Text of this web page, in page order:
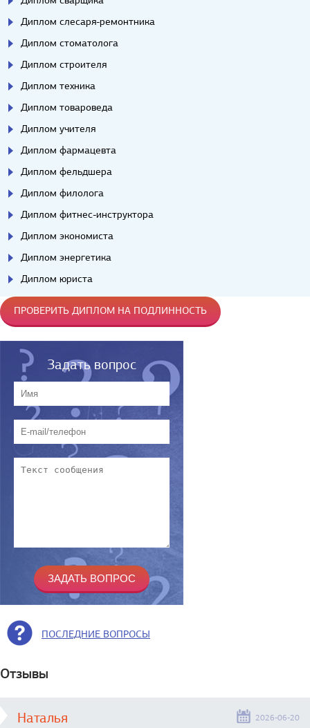
Диплом слесаря-ремонтника
Диплом стоматолога
Диплом строителя
Диплом техника
Диплом товароведа
Диплом учителя
Диплом фармацевта
Диплом фельдшера
Диплом филолога
Диплом фитнес-инструктора
Диплом экономиста
Диплом энергетика
Диплом юриста
ПРОВЕРИТЬ ДИПЛОМ НА ПОДЛИННОСТЬ
Задать вопрос
ПОСЛЕДНИЕ ВОПРОСЫ
Отзывы
Наталья 2026-06-20